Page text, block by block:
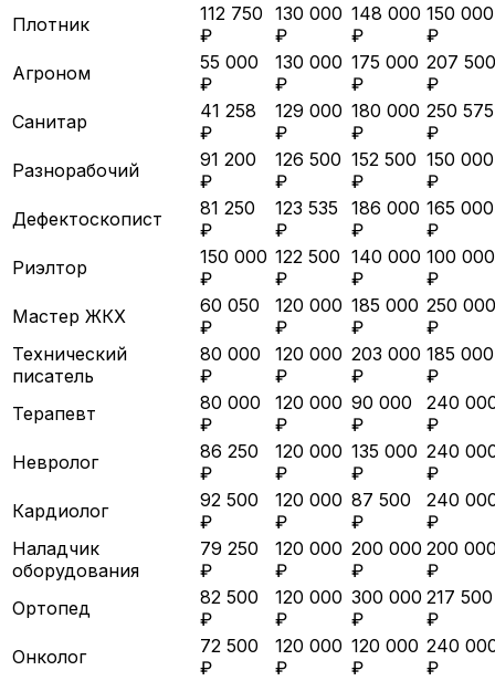
Плотник
112 750
₽
130 000
₽
148 000
₽
150 000
₽
Агроном
55 000
₽
130 000
₽
175 000
₽
207 500
₽
Санитар
41 258
₽
129 000
₽
180 000
₽
250 575
₽
Разнорабочий
91 200
₽
126 500
₽
152 500
₽
150 000
₽
Дефектоскопист
81 250
₽
123 535
₽
186 000
₽
165 000
₽
Риэлтор
150 000
₽
122 500
₽
140 000
₽
100 000
₽
Мастер ЖКХ
60 050
₽
120 000
₽
185 000
₽
250 000
₽
Технический
писатель
80 000
₽
120 000
₽
203 000
₽
185 000
₽
Терапевт
80 000
₽
120 000
₽
90 000
₽
240
₽
Невролог
86 250
₽
120 000
₽
135 000
₽
240
₽
Кардиолог
92 500
₽
120 000
₽
87 500
₽
240
₽
Наладчик
оборудования
79 250
₽
120 000
₽
200 000
₽
200
₽
Ортопед
82 500
₽
120 000
₽
300 000
₽
217 500
₽
Онколог
72 500
₽
120 000
₽
120 000
₽
240
₽